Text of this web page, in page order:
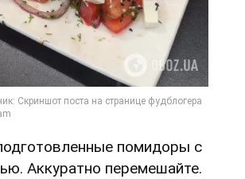
помидоры с
Аккуратно перемешайте.